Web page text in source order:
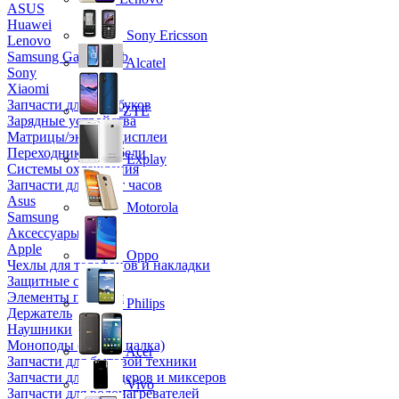
ASUS
Huawei
Lenovo
Samsung Galaxy Tab
Sony
Xiaomi
Запчасти для ноутбуков
Зарядные устройства
Матрицы/экраны/дисплеи
Переходники и кабели
Системы охлаждения
Запчасти для смарт часов
Asus
Samsung
Аксессуары
Apple
Чехлы для телефонов и накладки
Защитные стекла
Элементы питания
Держатель
Наушники
Моноподы (Селфи палка)
Запчасти для бытовой техники
Запчасти для блендеров и миксеров
Запчасти для водонагревателей
Sony Ericsson
Alcatel
ZTE
Explay
Motorola
Oppo
Philips
Acer
Vivo